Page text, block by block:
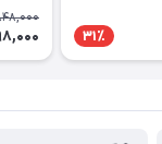
31٪